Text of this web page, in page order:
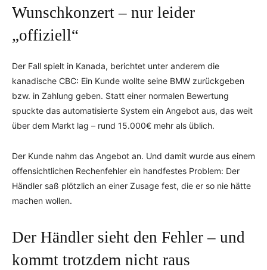
Wunschkonzert – nur leider
„offiziell“
Der Fall spielt in Kanada, berichtet unter anderem die
kanadische CBC: Ein Kunde wollte seine BMW zurückgeben
bzw. in Zahlung geben. Statt einer normalen Bewertung
spuckte das automatisierte System ein Angebot aus, das weit
über dem Markt lag – rund 15.000€ mehr als üblich.
Der Kunde nahm das Angebot an. Und damit wurde aus einem
offensichtlichen Rechenfehler ein handfestes Problem: Der
Händler saß plötzlich an einer Zusage fest, die er so nie hätte
machen wollen.
Der Händler sieht den Fehler – und
kommt trotzdem nicht raus